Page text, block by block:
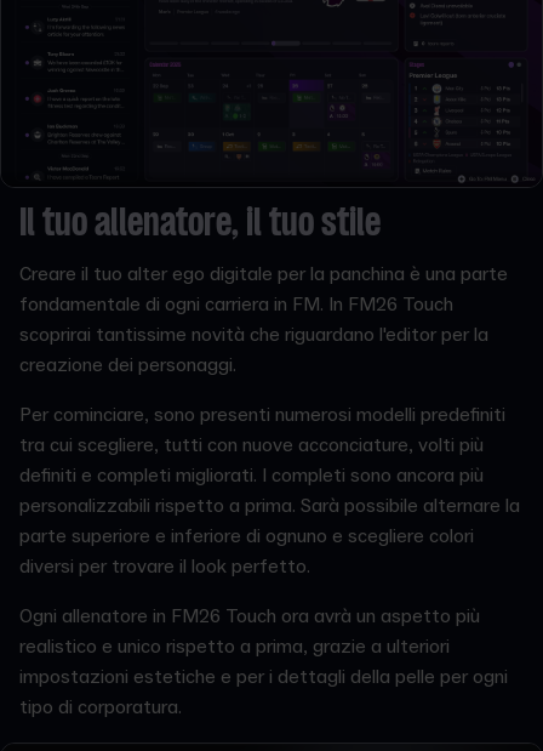
Il tuo allenatore, il tuo stile
Creare il tuo alter ego digitale per la panchina è una parte
fondamentale di ogni carriera in FM. In FM26 Touch
scoprirai tantissime novità che riguardano l'editor per la
creazione dei personaggi.
Per cominciare, sono presenti numerosi modelli predefiniti
tra cui scegliere, tutti con nuove acconciature, volti più
definiti e completi migliorati. I completi sono ancora più
personalizzabili rispetto a prima. Sarà possibile alternare la
parte superiore e inferiore di ognuno e scegliere colori
diversi per trovare il look perfetto.
Ogni allenatore in FM26 Touch ora avrà un aspetto più
realistico e unico rispetto a prima, grazie a ulteriori
impostazioni estetiche e per i dettagli della pelle per ogni
tipo di corporatura.